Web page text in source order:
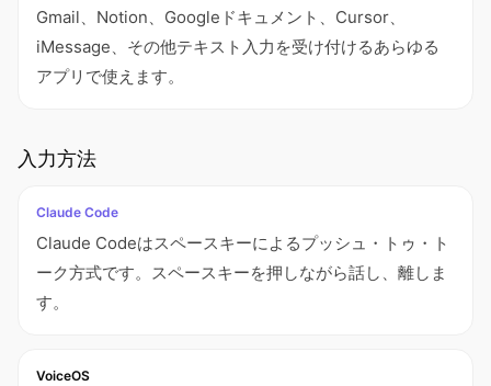
Gmail、Notion、Googleドキュメント、Cursor、
iMessage、その他テキスト入力を受け付けるあらゆる
アプリで使えます。
入力方法
Claude Code
Claude Codeはスペースキーによるプッシュ・トゥ・ト
ーク方式です。スペースキーを押しながら話し、離しま
す。
VoiceOS